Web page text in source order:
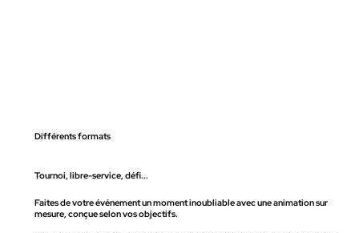
Différents formats
Tournoi, libre-service, défi...
Faites de votre événement un moment inoubliable avec une animation sur
mesure, conçue selon vos objectifs.